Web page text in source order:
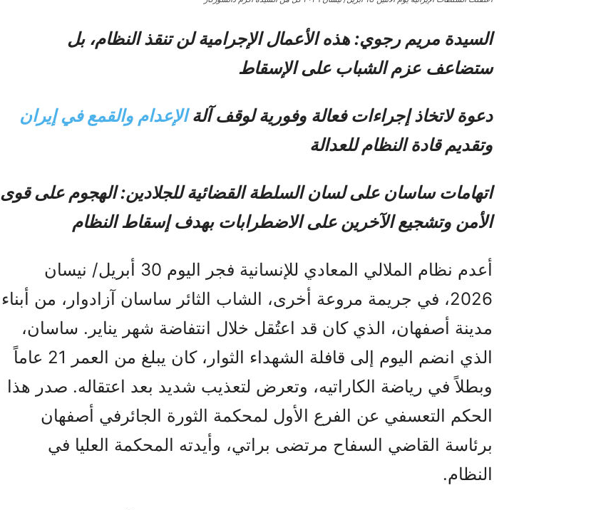
السيدة مريم رجوي: هذه الأعمال الإجرامية لن تنقذ النظام، بل
ستضاعف عزم الشباب على الإسقاط
دعوة لاتخاذ إجراءات فعالة وفورية لوقف آلةالإعدام والقمع في إيران
وتقديم قادة النظام للعدالة
اتهامات ساسان على لسان السلطة القضائية للجلادين: الهجوم على قوى
الأمن وتشجيع الآخرين على الاضطرابات بهدف إسقاط النظام
أعدم نظام الملالي المعادي للإنسانية فجر اليوم 30 أبريل/ نيسان
2026، في جريمة مروعة أخرى، الشاب الثائر ساسان آزادوار، من أبناء
مدينة أصفهان، الذي كان قد اعتُقل خلال انتفاضة شهر يناير. ساسان،
الذي انضم اليوم إلى قافلة الشهداء الثوار، كان يبلغ من العمر 21 عاماً
وبطلاً في رياضة الكاراتيه، وتعرض لتعذيب شديد بعد اعتقاله. صدر هذا
الحكم التعسفي عن الفرع الأول لمحكمة الثورة الجائرفي أصفهان
برئاسة القاضي السفاح مرتضى براتي، وأيدته المحكمة العليا في
النظام.